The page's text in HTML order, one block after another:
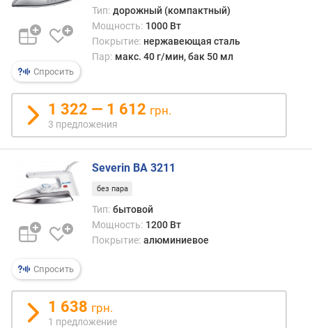
и
м
т
д
о
р
о
г
и
д
ш
е
ы
п
Спросить
Тип: дорожный (компактный)
Мощность: 1000 Вт
Покрытие: нержавеющая сталь
Пар: макс. 40 г/мин, бак 50 мл
1 322 — 1 612 грн.
3 предложения
Спросить
Severin BA 3211
без пара
Тип: бытовой
Мощность: 1200 Вт
Покрытие: алюминиевое
1 638 грн.
1 предложение